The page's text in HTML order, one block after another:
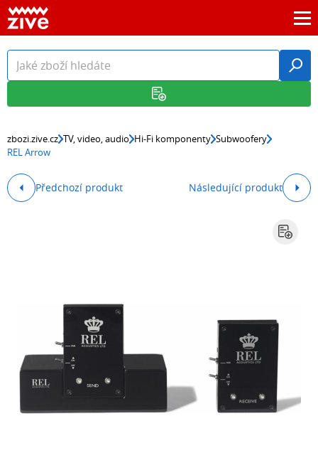
zbozi.zive.cz TV, video, audio Hi-Fi komponenty Subwoofery
REL Arrow
Předchozí produkt Následující produkt